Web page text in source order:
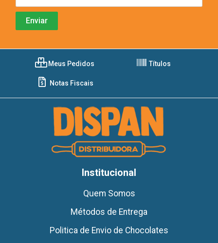
Meus Pedidos Títulos
Notas Fiscais
Institucional
Quem Somos
Métodos de Entrega
Politica de Envio de Chocolates